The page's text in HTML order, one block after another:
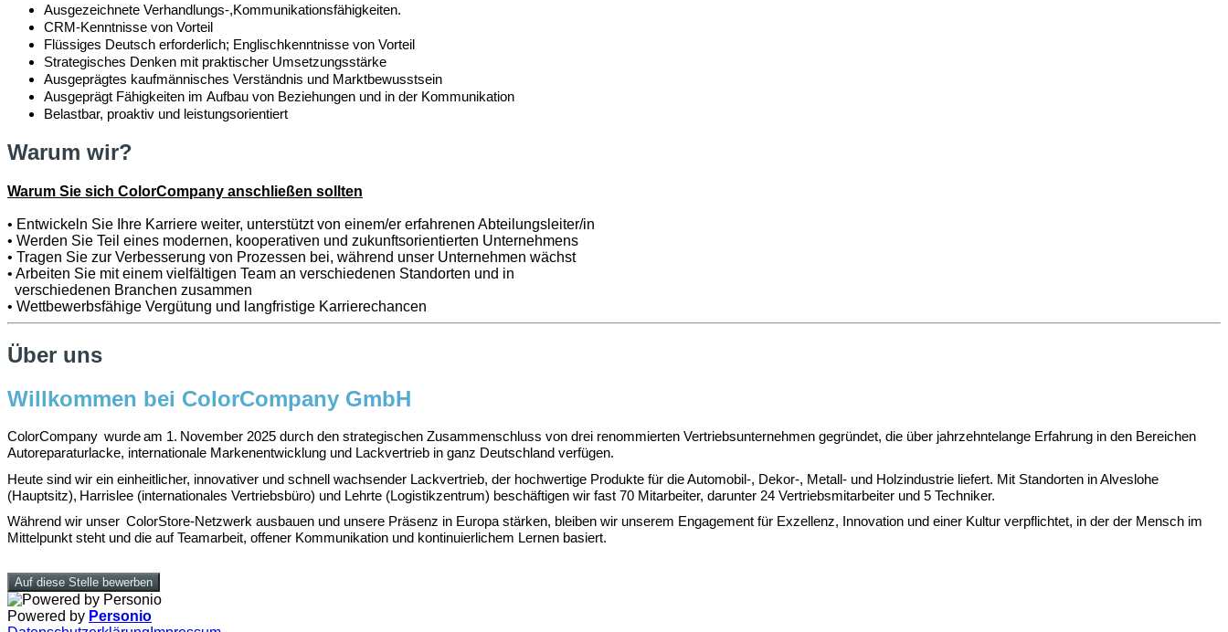
Ausgezeichnete Verhandlungs-,Kommunikationsfähigkeiten.
CRM-Kenntnisse von Vorteil
Flüssiges Deutsch erforderlich; Englischkenntnisse von Vorteil
Strategisches Denken mit praktischer Umsetzungsstärke
Ausgeprägtes kaufmännisches Verständnis und Marktbewusstsein
Ausgeprägt Fähigkeiten im Aufbau von Beziehungen und in der Kommunikation
Belastbar, proaktiv und leistungsorientiert
Warum wir?
Warum Sie sich ColorCompany anschließen sollten
• Entwickeln Sie Ihre Karriere weiter, unterstützt von einem/er erfahrenen Abteilungsleiter/in
• Werden Sie Teil eines modernen, kooperativen und zukunftsorientierten Unternehmens
• Tragen Sie zur Verbesserung von Prozessen bei, während unser Unternehmen wächst
• Arbeiten Sie mit einem vielfältigen Team an verschiedenen Standorten und in
verschiedenen Branchen zusammen
• Wettbewerbsfähige Vergütung und langfristige Karrierechancen
Über uns
Willkommen bei ColorCompany GmbH
ColorCompany wurde am 1. November 2025 durch den strategischen Zusammenschluss von drei renommierten Vertriebsunternehmen gegründet, die über jahrzehntelange Erfahrung in den Bereichen
Autoreparaturlacke, internationale Markenentwicklung und Lackvertrieb in ganz Deutschland verfügen.
Heute sind wir ein einheitlicher, innovativer und schnell wachsender Lackvertrieb, der hochwertige Produkte für die Automobil-, Dekor-, Metall- und Holzindustrie liefert. Mit Standorten in Alveslohe
(Hauptsitz), Harrislee (internationales Vertriebsbüro) und Lehrte (Logistikzentrum) beschäftigen wir fast 70 Mitarbeiter, darunter 24 Vertriebsmitarbeiter und 5 Techniker.
Während wir unser ColorStore-Netzwerk ausbauen und unsere Präsenz in Europa stärken, bleiben wir unserem Engagement für Exzellenz, Innovation und einer Kultur verpflichtet, in der der Mensch im
Mittelpunkt steht und die auf Teamarbeit, offener Kommunikation und kontinuierlichem Lernen basiert.
Auf diese Stelle bewerben
Powered by Personio